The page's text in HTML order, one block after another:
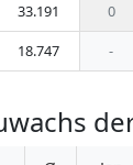
33.191 0
18.747 -